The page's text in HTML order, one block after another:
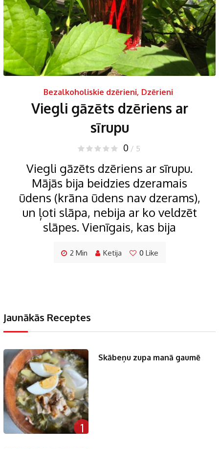
Bezalkoholiskie dzērieni, Dzērieni
Viegli gāzēts dzēriens ar
sīrupu
0 / 5
Viegli gāzēts dzēriens ar sīrupu.
Mājās bija beidzies dzeramais
ūdens (krāna ūdens nav dzerams),
un ļoti slāpa, nebija ar ko veldzēt
slāpes. Vienīgais, kas bija
2 Min Ketija 0 Like
Jaunākās Receptes
1
Skābeņu zupa manā gaumē